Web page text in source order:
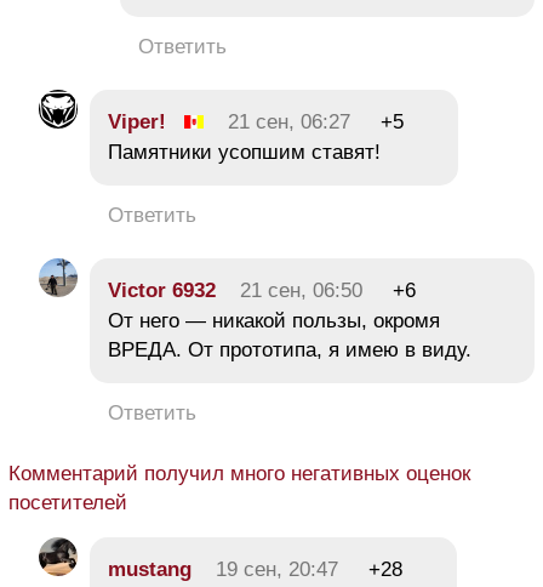
Ответить
Viper! 21 сен, 06:27
+5
Памятники усопшим ставят!
Ответить
Victor 6932 21 сен, 06:50
+6
От него — никакой пользы, окромя
ВРЕДА. От прототипа, я имею в виду.
Ответить
Комментарий получил много негативных оценок
посетителей
mustang 19 сен, 20:47
+28